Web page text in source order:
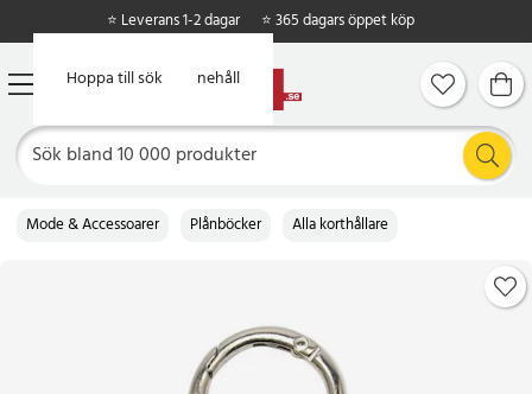
Hoppa till huvudinnehåll
Hoppa till sök
⭐ Leverans 1-2 dagar ⭐ 365 dagars öppet köp
Mode & Accessoarer Plånböcker Alla korthållare